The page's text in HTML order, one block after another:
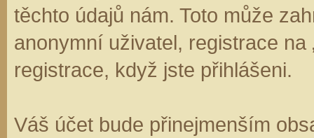
těchto údajů nám. Toto může
anonymní uživatel, registrace
registrace, když jste přihlášeni.
Váš účet bude přinejmenším